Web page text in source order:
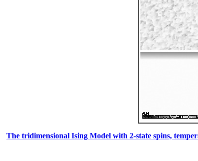
The tridimensional Ising Model with 2-state spins,